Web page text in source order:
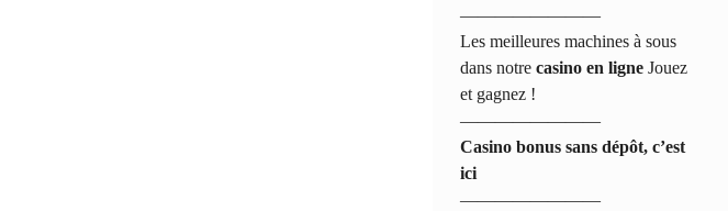
————————
Les meilleures machines à sous
dans notrecasino en ligne Jouez
et gagnez !
————————
Casino bonus sans dépôt, c’est
ici
————————